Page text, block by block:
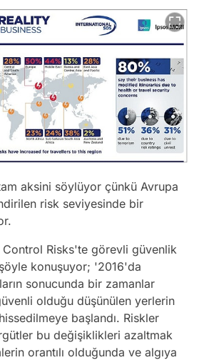
aksini söylüyor çünkü Avrupa
risk seviyesinde bir
Control Risks'te görevli güvenlik
konuşuyor; '2016'da
sonucunda bir zamanlar
olduğu düşünülen yerlerin
hissedilmeye başlandı. Riskler
bu değişiklikleri azaltmak
orantılı olduğunda ve algıya